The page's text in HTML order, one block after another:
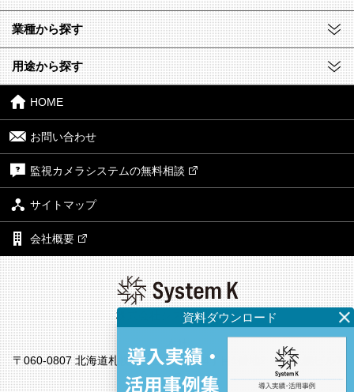
業種から探す
用途から探す
HOME
お問い合わせ
監視カメラシステムの無料相談
サイトマップ
会社概要
株式会社システム・ケイ
〒060-0807 北海道札幌市北区北7条西4丁目1番地2 KDX札幌ビル7
F